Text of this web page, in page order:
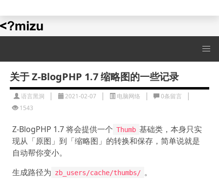
水水的演示站
关于 Z-BlogPHP 1.7 缩略图的一些记录
语言黑洞 | 2021-02-07 | 电脑网络 | 0条留言 |
1543
Z-BlogPHP 1.7 将会提供一个 Thumb 基础类，本身只实
现从「原图」到「缩略图」的转换和保存，简单说就是
自动帮你变小。
生成路径为 zb_users/cache/thumbs/ 。